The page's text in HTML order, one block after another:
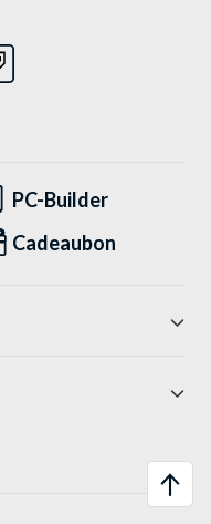
PC-Builder
Cadeaubon